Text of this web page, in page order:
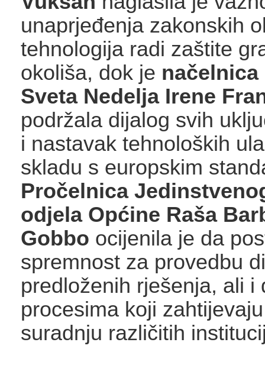
unaprjeđenja zakonskih
tehnologija radi zaštite
okoliša, dok je načelnica
Sveta Nedelja Irene
podržala dijalog svih
i nastavak tehnoloških
skladu s europskim
Pročelnica
odjela Općine Raša
Gobbo ocijenila je da
spremnost za provedbu
predloženih rješenja, ali i
procesima koji
suradnju različitih